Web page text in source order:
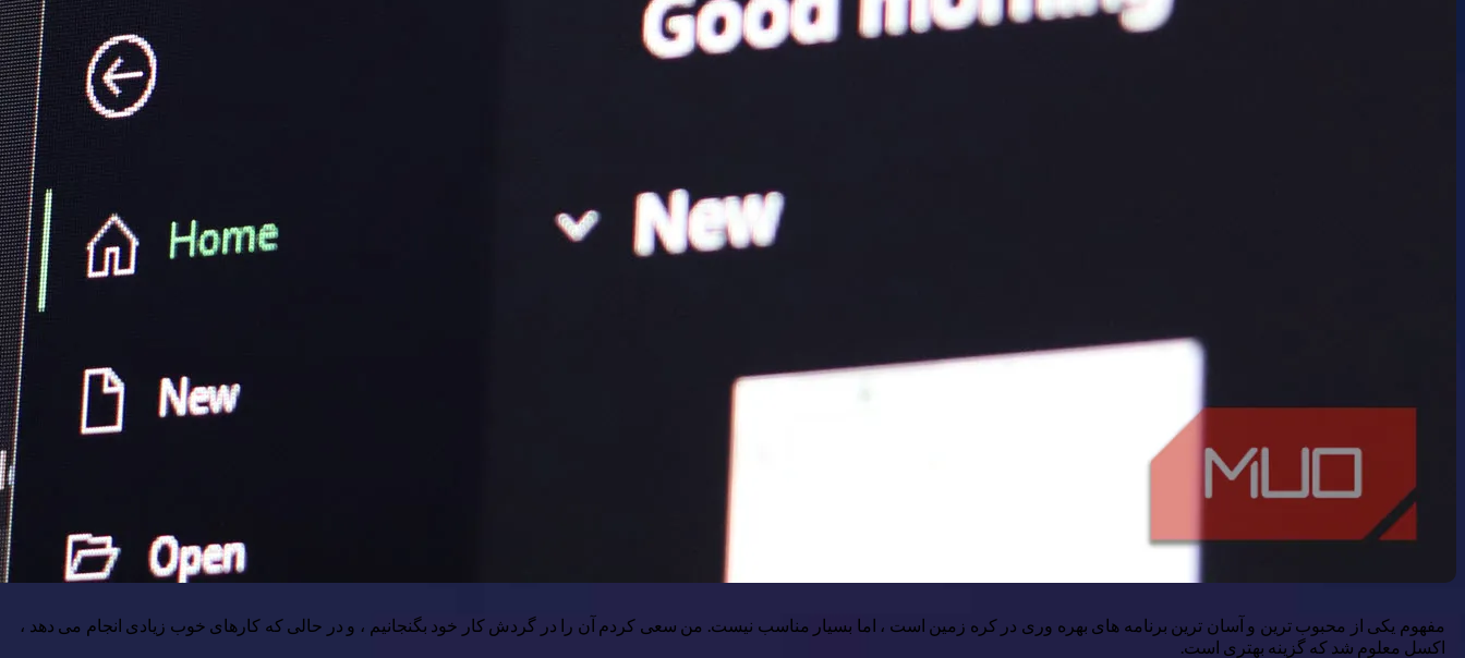
مفهوم یکی از محبوب ترین و آسان ترین برنامه های بهره وری در کره زمین است ، اما بسیار مناسب نیست. من سعی کردم آن را در گردش کار خود بگنجانیم ، و در حالی که کارهای خوب زیادی انجام می دهد ،
اکسل معلوم شد که گزینه بهتری است.